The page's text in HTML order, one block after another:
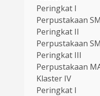
Peringkat I
Perpustakaan
Peringkat II
Perpustakaan
Peringkat III
Perpustakaan
Klaster IV
Peringkat I